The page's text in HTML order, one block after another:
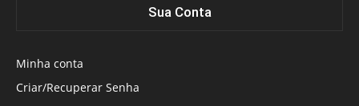
Sua Conta
Minha conta
Criar/Recuperar Senha